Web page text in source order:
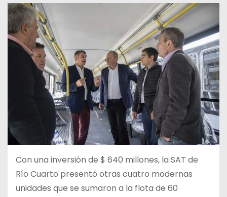
Con una inversión de $ 640 millones, la SAT de
Río Cuarto presentó otras cuatro modernas
unidades que se sumaron a la flota de 60